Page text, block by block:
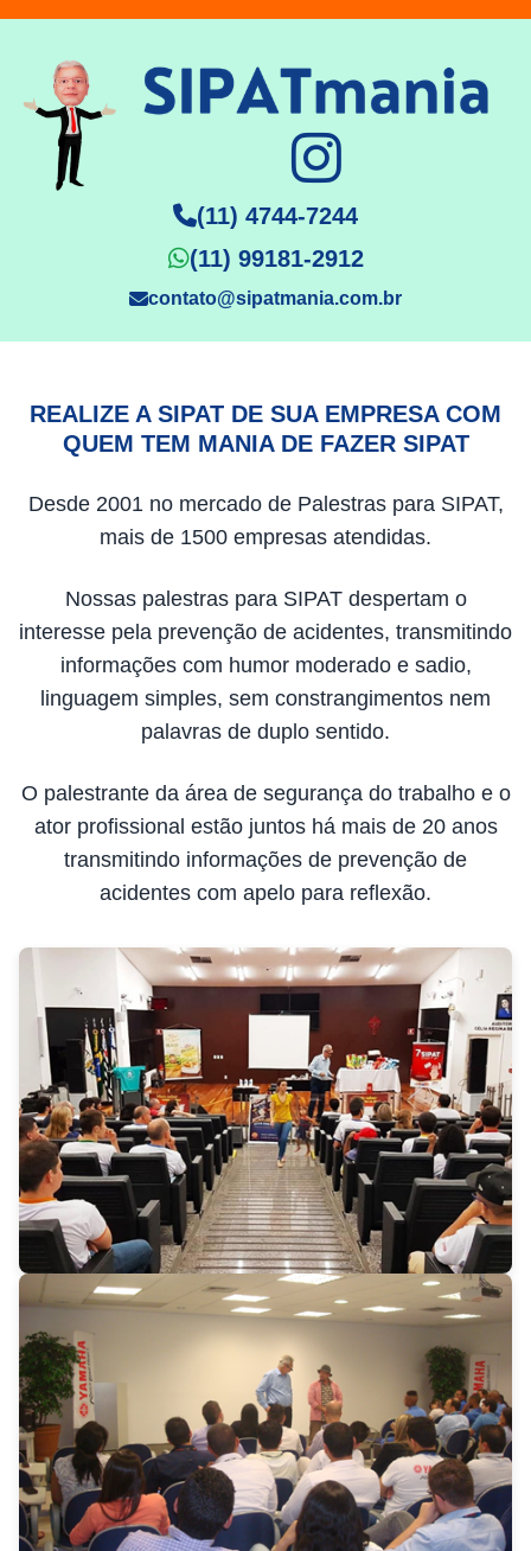
(11) 4744-7244
(11) 99181-2912
contato@sipatmania.com.br
REALIZE A SIPAT DE SUA EMPRESA COM
QUEM TEM MANIA DE FAZER SIPAT
Desde 2001 no mercado de Palestras para SIPAT,
mais de 1500 empresas atendidas.
Nossas palestras para SIPAT despertam o
interesse pela prevenção de acidentes, transmitindo
informações com humor moderado e sadio,
linguagem simples, sem constrangimentos nem
palavras de duplo sentido.
O palestrante da área de segurança do trabalho e o
ator profissional estão juntos há mais de 20 anos
transmitindo informações de prevenção de
acidentes com apelo para reflexão.